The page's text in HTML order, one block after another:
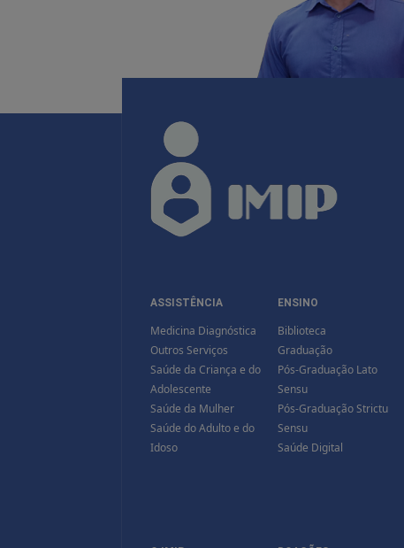
ASSISTÊNCIA
Medicina Diagnóstica
Outros Serviços
Saúde da Criança e do
Adolescente
Saúde da Mulher
Saúde do Adulto e do
Idoso
ENSINO
Biblioteca
Graduação
Pós-Graduação Lato
Sensu
Pós-Graduação Strictu
Sensu
Saúde Digital